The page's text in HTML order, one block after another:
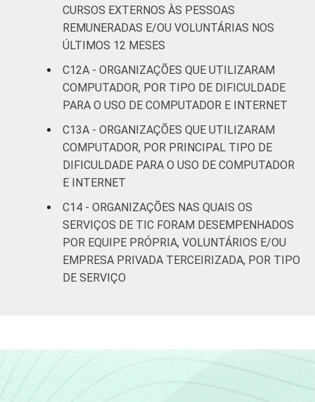
CURSOS EXTERNOS ÀS PESSOAS
REMUNERADAS E/OU VOLUNTÁRIAS NOS
ÚLTIMOS 12 MESES
C12A - ORGANIZAÇÕES QUE UTILIZARAM
COMPUTADOR, POR TIPO DE DIFICULDADE
PARA O USO DE COMPUTADOR E INTERNET
C13A - ORGANIZAÇÕES QUE UTILIZARAM
COMPUTADOR, POR PRINCIPAL TIPO DE
DIFICULDADE PARA O USO DE COMPUTADOR
E INTERNET
C14 - ORGANIZAÇÕES NAS QUAIS OS
SERVIÇOS DE TIC FORAM DESEMPENHADOS
POR EQUIPE PRÓPRIA, VOLUNTÁRIOS E/OU
EMPRESA PRIVADA TERCEIRIZADA, POR TIPO
DE SERVIÇO